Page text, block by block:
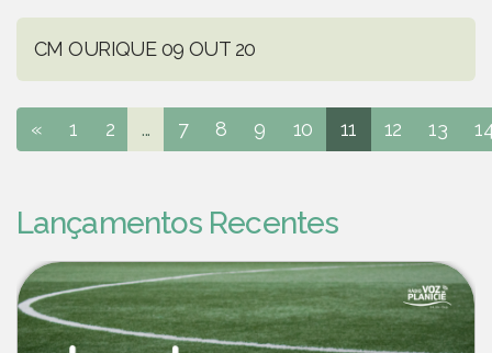
CM OURIQUE 09 OUT 20
« 1 2 ... 7 8 9 10 11 12 13
Lançamentos Recentes